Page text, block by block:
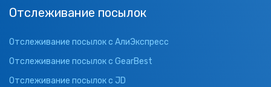
Отслеживание посылок
Отслеживание посылок с АлиЭкспресс
Отслеживание посылок с GearBest
Отслеживание посылок с JD